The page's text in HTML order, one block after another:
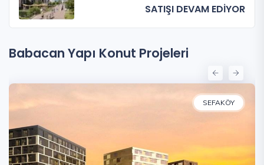
SATIŞI DEVAM EDİYOR
Babacan Yapı Konut Projeleri
SEFAKÖY